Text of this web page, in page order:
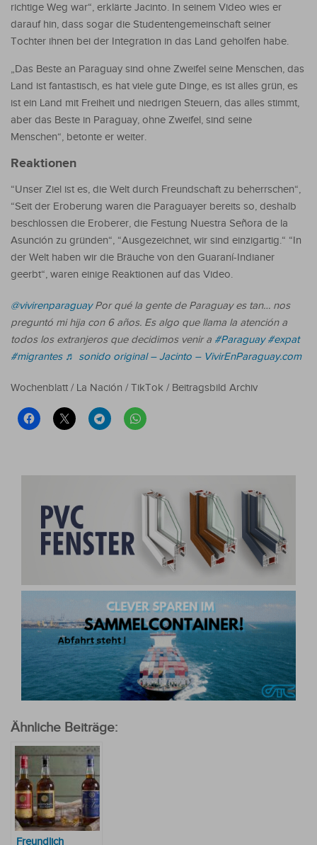
richtige Weg war“, erklärte Jacinto. In seinem Video wies er
darauf hin, dass sogar die Studentengemeinschaft seiner
Tochter ihnen bei der Integration in das Land geholfen habe.
„Das Beste an Paraguay sind ohne Zweifel seine Menschen, das
Land ist fantastisch, es hat viele gute Dinge, es ist alles grün, es
ist ein Land mit Freiheit und niedrigen Steuern, das alles stimmt,
aber das Beste in Paraguay, ohne Zweifel, sind seine
Menschen“, betonte er weiter.
Reaktionen
“Unser Ziel ist es, die Welt durch Freundschaft zu beherrschen“,
“Seit der Eroberung waren die Paraguayer bereits so, deshalb
beschlossen die Eroberer, die Festung Nuestra Señora de la
Asunción zu gründen“, “Ausgezeichnet, wir sind einzigartig.“ “In
der Welt haben wir die Bräuche von den Guaraní-Indianer
geerbt“, waren einige Reaktionen auf das Video.
@vivirenparaguayPor qué la gente de Paraguay es tan… nos
preguntó mi hija con 6 años. Es algo que llama la atención a
todos los extranjeros que decidimos venir a #Paraguay #expat
#migrantes ♬ sonido original – Jacinto – VivirEnParaguay.com
Wochenblatt / La Nación / TikTok / Beitragsbild Archiv
Ähnliche Beiträge:
Freundlich